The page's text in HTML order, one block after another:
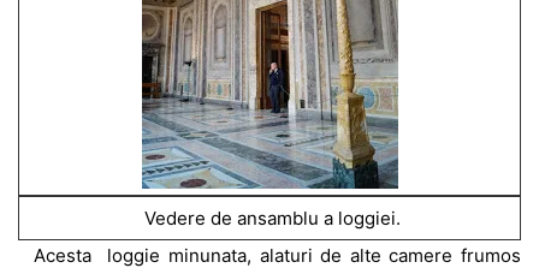
Vedere de ansamblu a loggiei.
Acesta loggie minunata, alaturi de alte camere frumos